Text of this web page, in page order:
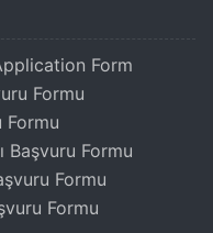
Form
Formu
Formu
Başvuru Formu
Formu
Formu